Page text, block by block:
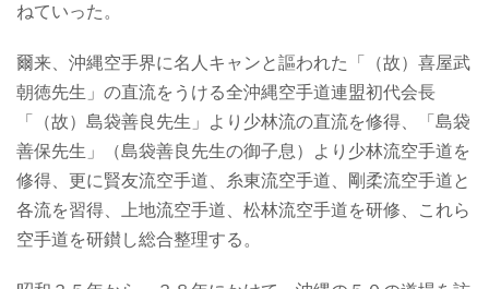
ねていった。
爾来、沖縄空手界に名人キャンと謳われた「（故）喜屋武
朝徳先生」の直流をうける全沖縄空手道連盟初代会長
「（故）島袋善良先生」より少林流の直流を修得、「島袋
善保先生」（島袋善良先生の御子息）より少林流空手道を
修得、更に賢友流空手道、糸東流空手道、剛柔流空手道と
各流を習得、上地流空手道、松林流空手道を研修、これら
空手道を研鑚し総合整理する。